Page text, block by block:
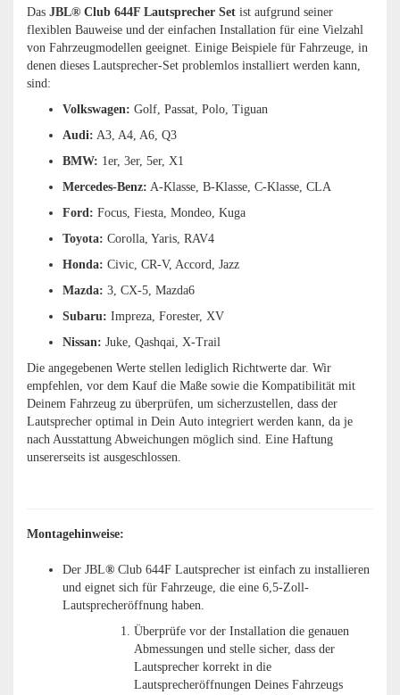
Das JBL® Club 644F Lautsprecher Set ist aufgrund seiner
flexiblen Bauweise und der einfachen Installation für eine Vielzahl
von Fahrzeugmodellen geeignet. Einige Beispiele für Fahrzeuge, in
denen dieses Lautsprecher-Set problemlos installiert werden kann,
sind:
Volkswagen: Golf, Passat, Polo, Tiguan
Audi: A3, A4, A6, Q3
BMW: 1er, 3er, 5er, X1
Mercedes-Benz: A-Klasse, B-Klasse, C-Klasse, CLA
Ford: Focus, Fiesta, Mondeo, Kuga
Toyota: Corolla, Yaris, RAV4
Honda: Civic, CR-V, Accord, Jazz
Mazda: 3, CX-5, Mazda6
Subaru: Impreza, Forester, XV
Nissan: Juke, Qashqai, X-Trail
Die angegebenen Werte stellen lediglich Richtwerte dar. Wir
empfehlen, vor dem Kauf die Maße sowie die Kompatibilität mit
Deinem Fahrzeug zu überprüfen, um sicherzustellen, dass der
Lautsprecher optimal in Dein Auto integriert werden kann, da je
nach Ausstattung Abweichungen möglich sind. Eine Haftung
unsererseits ist ausgeschlossen.
Montagehinweise:
Der JBL® Club 644F Lautsprecher ist einfach zu installieren
und eignet sich für Fahrzeuge, die eine 6,5-Zoll-
Lautsprecheröffnung haben.
Überprüfe vor der Installation die genauen
Abmessungen und stelle sicher, dass der
Lautsprecher korrekt in die
Lautsprecheröffnungen Deines Fahrzeugs